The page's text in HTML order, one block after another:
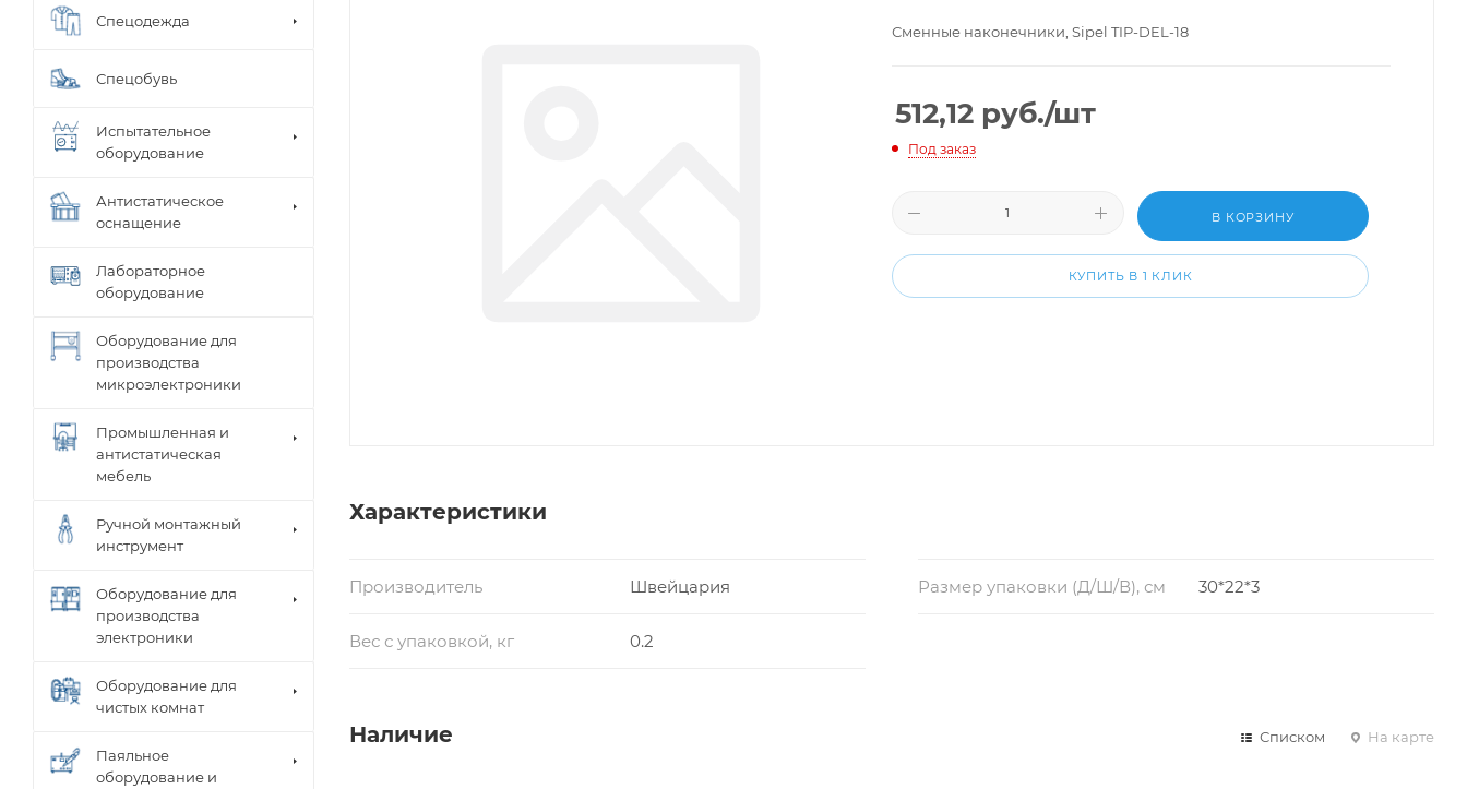
Сменные наконечники, Sipel TIP-DEL-18
512,12 руб./шт
Под заказ
В КОРЗИНУ
КУПИТЬ В 1 КЛИК
Характеристики
Производитель Швейцария Размер упаковки (Д/Ш/В), см 30*22*3
Вес с упаковкой, кг 0.2
Наличие Списком На карте
Спецодежда
Спецобувь
Испытательное
оборудование
Антистатическое
оснащение
Лабораторное
оборудование
Оборудование для
производства
микроэлектроники
Промышленная и
антистатическая
мебель
Ручной монтажный
инструмент
Оборудование для
производства
электроники
Оборудование для
чистых комнат
Паяльное
оборудование и